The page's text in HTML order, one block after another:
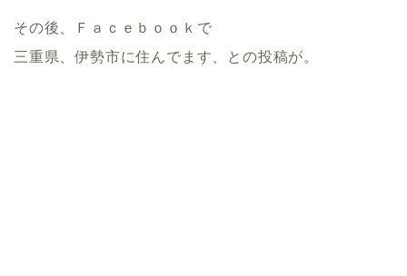
その後、Ｆａｃｅｂｏｏｋで
三重県、伊勢市に住んでます、との投稿が。